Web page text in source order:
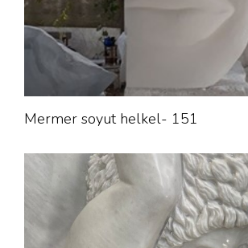
Mermer soyut helkel- 151